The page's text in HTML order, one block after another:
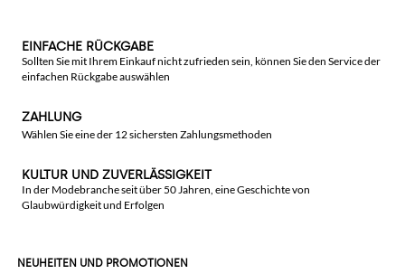
EINFACHE RÜCKGABE
Sollten Sie mit Ihrem Einkauf nicht zufrieden sein, können Sie den Service der
einfachen Rückgabe auswählen
ZAHLUNG
Wählen Sie eine der 12 sichersten Zahlungsmethoden
KULTUR UND ZUVERLÄSSIGKEIT
In der Modebranche seit über 50 Jahren, eine Geschichte von
Glaubwürdigkeit und Erfolgen
NEUHEITEN UND PROMOTIONEN